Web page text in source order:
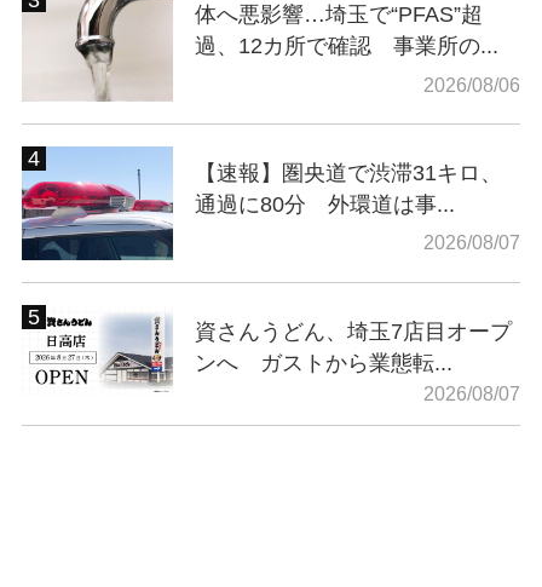
体へ悪影響…埼玉で“PFAS”超
過、12カ所で確認 事業所の...
2026/08/06
【速報】圏央道で渋滞31キロ、
通過に80分 外環道は事...
2026/08/07
資さんうどん、埼玉7店目オープ
ンへ ガストから業態転...
2026/08/07